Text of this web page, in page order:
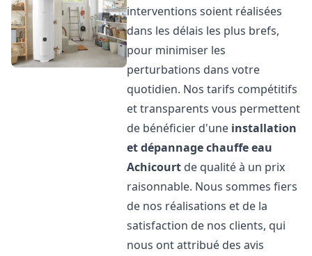
interventions soient réalisées
dans les délais les plus brefs,
pour minimiser les
perturbations dans votre
quotidien. Nos tarifs compétitifs
et transparents vous permettent
de bénéficier d'une installation
et dépannage chauffe eau
Achicourt de qualité à un prix
raisonnable. Nous sommes fiers
de nos réalisations et de la
satisfaction de nos clients, qui
nous ont attribué des avis